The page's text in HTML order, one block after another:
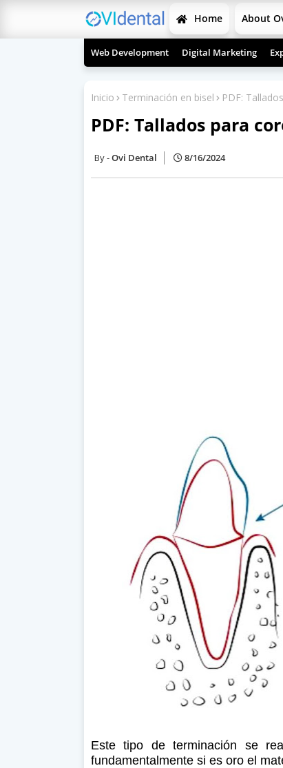
Home About
Web Development Digital Marketing
Inicio Terminación en bisel PDF:
PDF: Tallados para
Ovi Dental 8/16/2024
Este tipo de terminación se
fundamentalmente si es oro el